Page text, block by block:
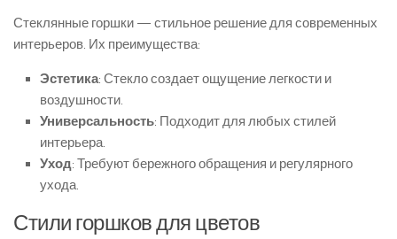
Стеклянные горшки — стильное решение для современных
интерьеров. Их преимущества:
Эстетика: Стекло создает ощущение легкости и
воздушности.
Универсальность: Подходит для любых стилей
интерьера.
Уход: Требуют бережного обращения и регулярного
ухода.
Стили горшков для цветов